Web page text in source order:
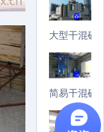
大型干混砂
简易干混砂